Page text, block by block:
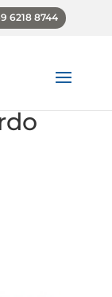
6218 8744